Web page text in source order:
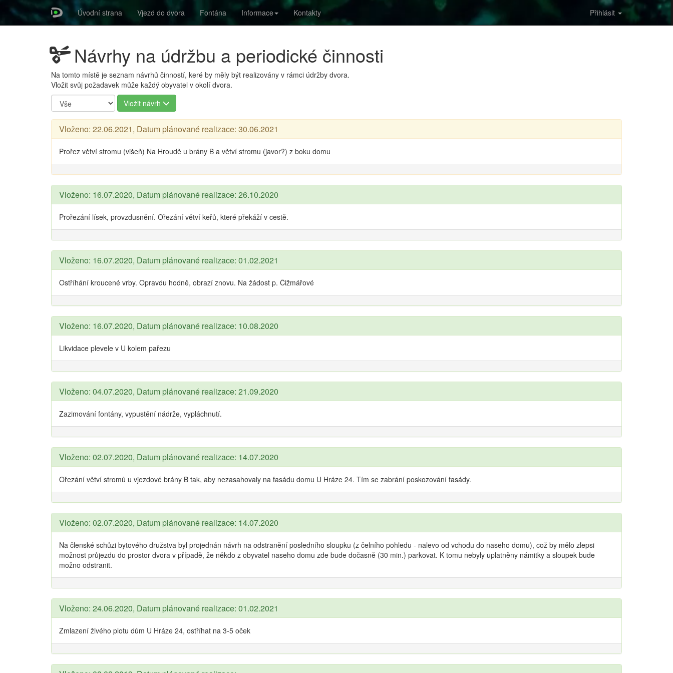
Úvodní strana Vjezd do dvora Fontána Informace Kontakty Přihlásit
Návrhy na údržbu a periodické činnosti
Na tomto místě je seznam návrhů činností, keré by měly být realizovány v rámci údržby dvora.
Vložit svůj požadavek může každý obyvatel v okolí dvora.
Vložit návrh
Vloženo: 22.06.2021, Datum plánované realizace: 30.06.2021
Prořez větví stromu (višeň) Na Hroudě u brány B a větví stromu (javor?) z boku domu
Vloženo: 16.07.2020, Datum plánované realizace: 26.10.2020
Prořezání lísek, provzdusnění. Ořezání větví keřů, které překáží v cestě.
Vloženo: 16.07.2020, Datum plánované realizace: 01.02.2021
Ostříhání kroucené vrby. Opravdu hodně, obrazí znovu. Na žádost p. Čižmářové
Vloženo: 16.07.2020, Datum plánované realizace: 10.08.2020
Likvidace plevele v U kolem pařezu
Vloženo: 04.07.2020, Datum plánované realizace: 21.09.2020
Zazimování fontány, vypustění nádrže, vypláchnutí.
Vloženo: 02.07.2020, Datum plánované realizace: 14.07.2020
Ořezání větví stromů u vjezdové brány B tak, aby nezasahovaly na fasádu domu U Hráze 24. Tím se zabrání poskozování fasády.
Vloženo: 02.07.2020, Datum plánované realizace: 14.07.2020
Na členské schůzi bytového družstva byl projednán návrh na odstranění posledního sloupku (z čelního pohledu - nalevo od vchodu do naseho domu), což by mělo zlepsi
možnost průjezdu do prostor dvora v případě, že někdo z obyvatel naseho domu zde bude dočasně (30 min.) parkovat. K tomu nebyly uplatněny námitky a sloupek bude
možno odstranit.
Vloženo: 24.06.2020, Datum plánované realizace: 01.02.2021
Zmlazení živého plotu dům U Hráze 24, ostříhat na 3-5 oček